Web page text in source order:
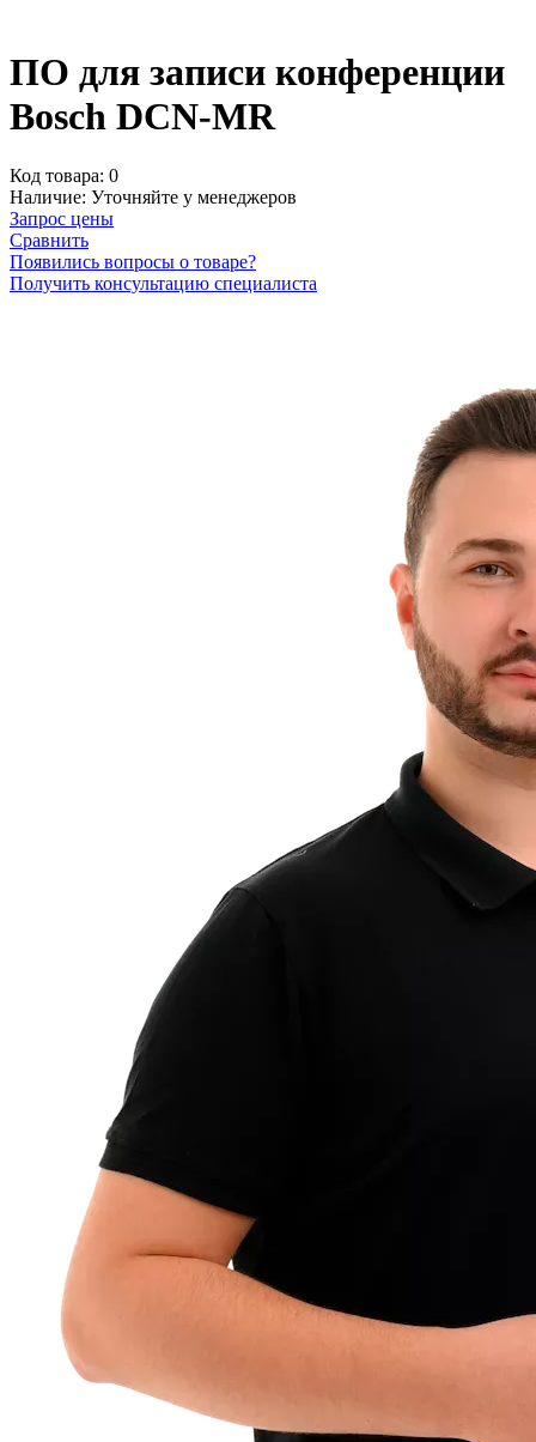
ПО для записи конференции
Bosch DCN-MR
Код товара: 0
Наличие: Уточняйте у менеджеров
Запрос цены
Сравнить
Появились вопросы о товаре?
Получить консультацию специалиста